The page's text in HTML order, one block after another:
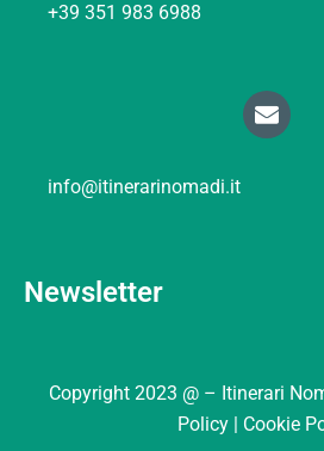
+39 351 983 6988
info@itinerarinomadi.it
Newsletter
Copyright 2023 @ – Itinerari
Policy |
Cookie